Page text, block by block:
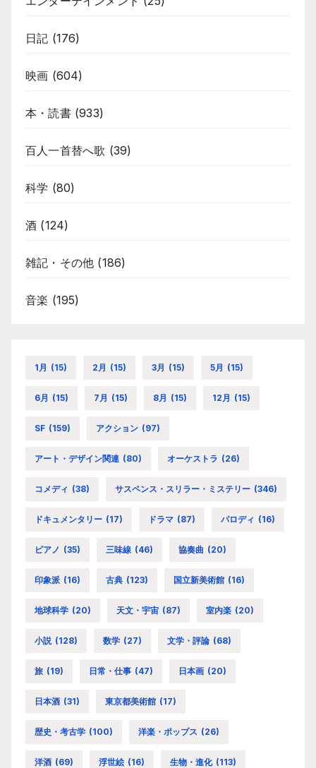
日記 (176)
映画 (604)
本・読書(933)
百人一首替へ歌 (39)
科学 (80)
酒 (124)
雑記・その他 (186)
音楽 (195)
1月 (15) 2月 (15) 3月 (15) 5月 (15)
6月 (15) 7月 (15) 8月 (15) 12月 (15)
SF (159) アクション (97)
アート・デザイン関連 (80) オーケストラ (26)
コメディ (38) サスペンス・スリラー・ミステリー (346)
ドキュメンタリー (17) ドラマ (87) パロディ (16)
ピアノ (35) 三味線 (46) 協奏曲 (20)
印象派 (16) 古典 (123) 国立新美術館 (16)
地球科学 (20) 天文・宇宙 (87) 室内楽 (20)
小説 (128) 数学 (27) 文学・評論 (68)
旅 (19) 日常・仕事 (47) 日本画 (20)
日本酒 (31) 東京都美術館 (17)
歴史・考古学 (100) 洋楽・ポップス (26)
洋酒 (69) 浮世絵 (16) 生物・進化 (113)